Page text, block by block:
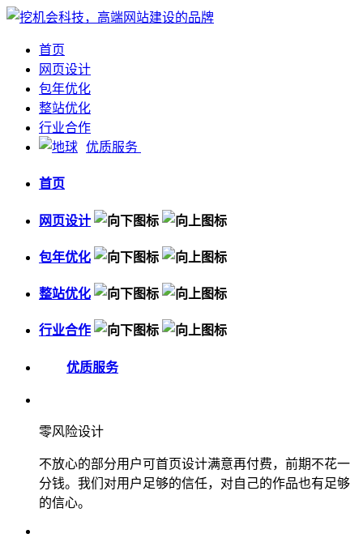
首页
网页设计
包年优化
整站优化
行业合作
优质服务
首页
网页设计
包年优化
整站优化
行业合作
优质服务
零风险设计
不放心的部分用户可首页设计满意再付费，前期不花一
分钱。我们对用户足够的信任，对自己的作品也有足够
的信心。